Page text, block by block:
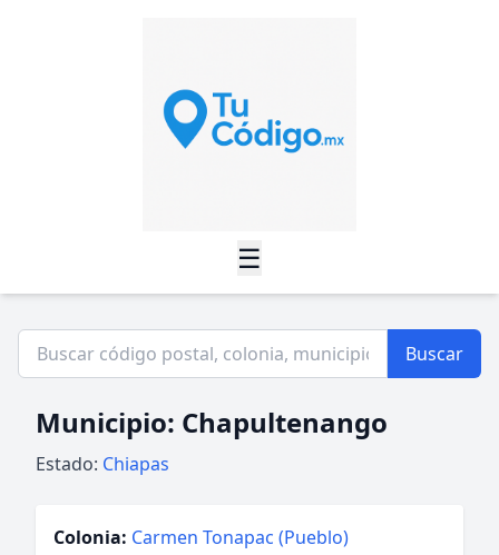
☰
Buscar
Municipio: Chapultenango
Estado: Chiapas
Colonia: Carmen Tonapac (Pueblo)